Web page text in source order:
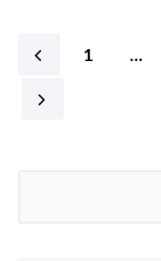
1 …